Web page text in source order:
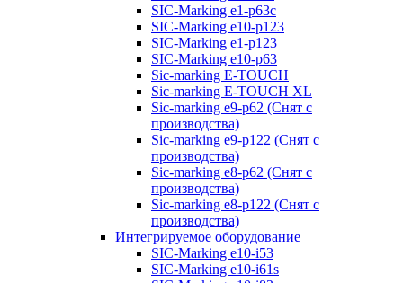
SIC-Marking e1-p63с
SIC-Marking e10-p123
SIC-Marking e1-p123
SIC-Marking e10-p63
Sic-marking E-TOUCH
Sic-marking E-TOUCH XL
Sic-marking e9-p62 (Снят с
производства)
Sic-marking e9-p122 (Снят с
производства)
Sic-marking e8-p62 (Снят с
производства)
Sic-marking e8-p122 (Снят с
производства)
Интегрируемое оборудование
SIC-Marking e10-i53
SIC-Marking e10-i61s